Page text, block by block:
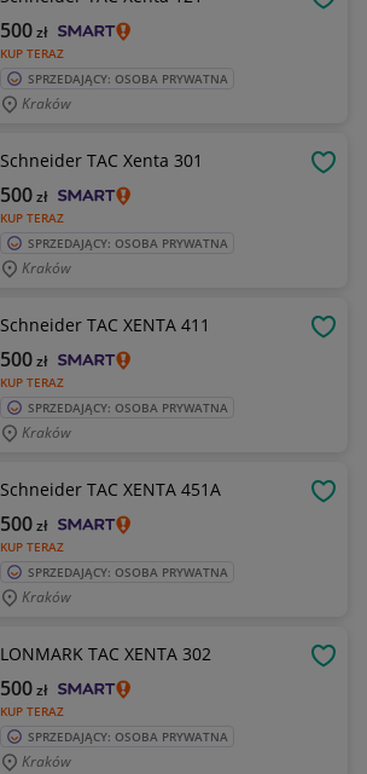
KUP TERAZ
500zł
SPRZEDAJĄCY: OSOBA PRYWATNA
Kraków
Schneider TAC Xenta 301
KUP TERAZ
500zł
SPRZEDAJĄCY: OSOBA PRYWATNA
Kraków
Schneider TAC XENTA 411
KUP TERAZ
500zł
SPRZEDAJĄCY: OSOBA PRYWATNA
Kraków
Schneider TAC XENTA 451A
KUP TERAZ
500zł
SPRZEDAJĄCY: OSOBA PRYWATNA
Kraków
LONMARK TAC XENTA 302
KUP TERAZ
500zł
SPRZEDAJĄCY: OSOBA PRYWATNA
Kraków